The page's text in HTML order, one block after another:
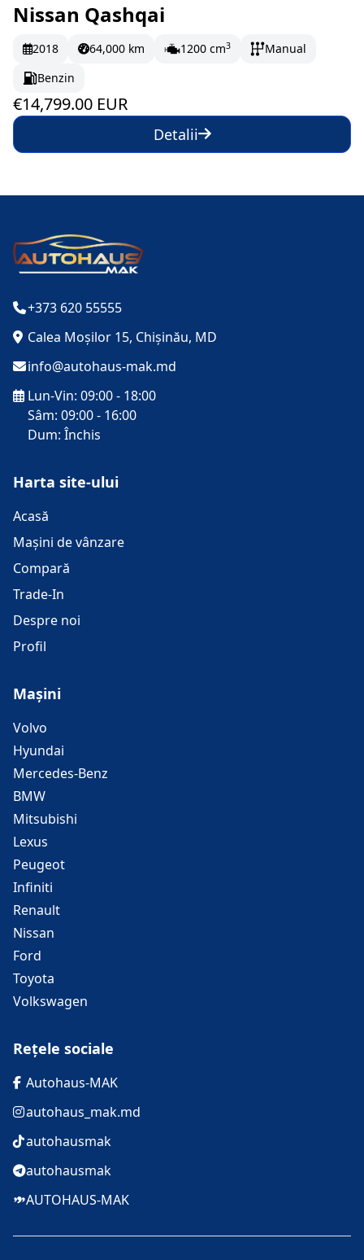
În stoc 246.65 EUR/lună
Nissan Qashqai
2018 64,000 km 1200 cm3
Manual
Benzin
€14,799.00 EUR
Detalii
+373 620 55555
Calea Moșilor 15, Chișinău, MD
info@autohaus-mak.md
Lun-Vin: 09:00 - 18:00
Sâm: 09:00 - 16:00
Dum: Închis
Harta site-ului
Acasă
Mașini de vânzare
Compară
Trade-In
Despre noi
Profil
Mașini
Volvo
Hyundai
Mercedes-Benz
BMW
Mitsubishi
Lexus
Peugeot
Infiniti
Renault
Nissan
Ford
Toyota
Volkswagen
Rețele sociale
Autohaus-MAK
autohaus_mak.md
autohausmak
autohausmak
AUTOHAUS-MAK